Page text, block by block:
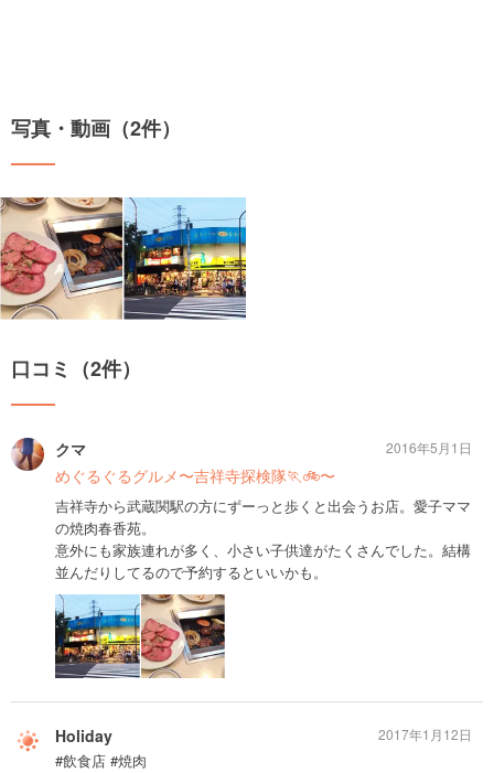
写真・動画（2件）
口コミ（2件）
クマ
めぐるぐるグルメ〜吉祥寺探検隊🏃🚲〜
吉祥寺から武蔵関駅の方にずーっと歩くと出会うお店。愛子ママ
の焼肉春香苑。
意外にも家族連れが多く、小さい子供達がたくさんでした。結構
並んだりしてるので予約するといいかも。
2016年5月1日
Holiday
#飲食店 #焼肉
2017年1月12日